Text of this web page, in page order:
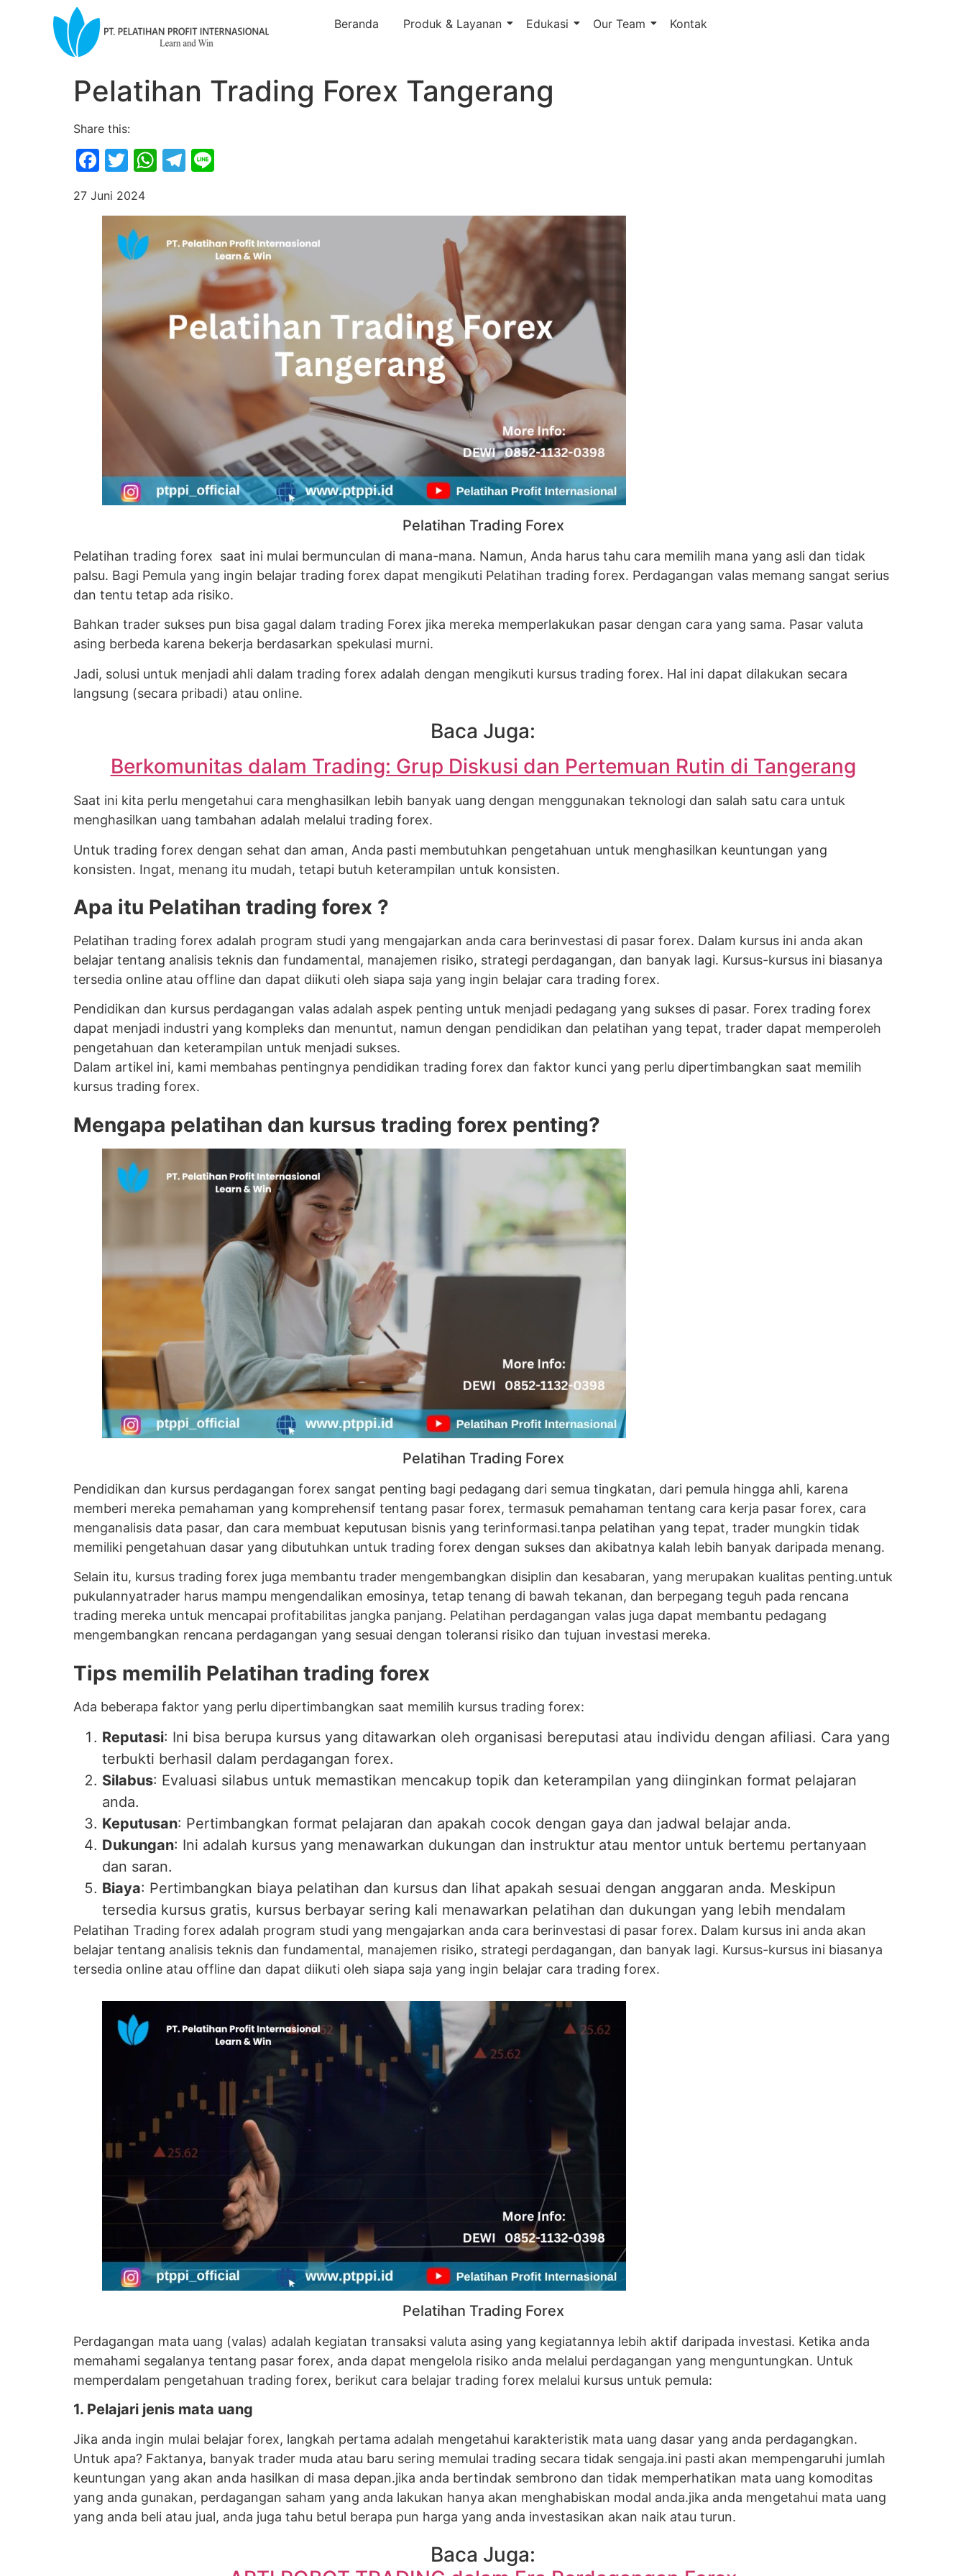
Beranda Produk & Layanan Edukasi Our Team Kontak
Pelatihan Trading Forex Tangerang
Share this:
Facebook
Twitter
WhatsApp
Telegram
27 Juni 2024
Pelatihan Trading Forex
Pelatihan trading forex saat ini mulai bermunculan di mana-mana. Namun, Anda harus tahu cara memilih mana yang asli dan tidak
palsu. Bagi Pemula yang ingin belajar trading forex dapat mengikuti Pelatihan trading forex. Perdagangan valas memang sangat serius
dan tentu tetap ada risiko.
Bahkan trader sukses pun bisa gagal dalam trading Forex jika mereka memperlakukan pasar dengan cara yang sama. Pasar valuta
asing berbeda karena bekerja berdasarkan spekulasi murni.
Jadi, solusi untuk menjadi ahli dalam trading forex adalah dengan mengikuti kursus trading forex. Hal ini dapat dilakukan secara
langsung (secara pribadi) atau online.
Baca Juga:
Berkomunitas dalam Trading: Grup Diskusi dan Pertemuan Rutin di Tangerang
Saat ini kita perlu mengetahui cara menghasilkan lebih banyak uang dengan menggunakan teknologi dan salah satu cara untuk
menghasilkan uang tambahan adalah melalui trading forex.
Untuk trading forex dengan sehat dan aman, Anda pasti membutuhkan pengetahuan untuk menghasilkan keuntungan yang
konsisten. Ingat, menang itu mudah, tetapi butuh keterampilan untuk konsisten.
Apa itu Pelatihan trading forex ?
Pelatihan trading forex adalah program studi yang mengajarkan anda cara berinvestasi di pasar forex. Dalam kursus ini anda akan
belajar tentang analisis teknis dan fundamental, manajemen risiko, strategi perdagangan, dan banyak lagi. Kursus-kursus ini biasanya
tersedia online atau offline dan dapat diikuti oleh siapa saja yang ingin belajar cara trading forex.
Pendidikan dan kursus perdagangan valas adalah aspek penting untuk menjadi pedagang yang sukses di pasar. Forex trading forex
dapat menjadi industri yang kompleks dan menuntut, namun dengan pendidikan dan pelatihan yang tepat, trader dapat memperoleh
pengetahuan dan keterampilan untuk menjadi sukses.
Dalam artikel ini, kami membahas pentingnya pendidikan trading forex dan faktor kunci yang perlu dipertimbangkan saat memilih
kursus trading forex.
Mengapa pelatihan dan kursus trading forex penting?
Pelatihan Trading Forex
Pendidikan dan kursus perdagangan forex sangat penting bagi pedagang dari semua tingkatan, dari pemula hingga ahli, karena
memberi mereka pemahaman yang komprehensif tentang pasar forex, termasuk pemahaman tentang cara kerja pasar forex, cara
menganalisis data pasar, dan cara membuat keputusan bisnis yang terinformasi.tanpa pelatihan yang tepat, trader mungkin tidak
memiliki pengetahuan dasar yang dibutuhkan untuk trading forex dengan sukses dan akibatnya kalah lebih banyak daripada menang.
Selain itu, kursus trading forex juga membantu trader mengembangkan disiplin dan kesabaran, yang merupakan kualitas penting.untuk
pukulannyatrader harus mampu mengendalikan emosinya, tetap tenang di bawah tekanan, dan berpegang teguh pada rencana
trading mereka untuk mencapai profitabilitas jangka panjang. Pelatihan perdagangan valas juga dapat membantu pedagang
mengembangkan rencana perdagangan yang sesuai dengan toleransi risiko dan tujuan investasi mereka.
Tips memilih Pelatihan trading forex
Ada beberapa faktor yang perlu dipertimbangkan saat memilih kursus trading forex:
Reputasi: Ini bisa berupa kursus yang ditawarkan oleh organisasi bereputasi atau individu dengan afiliasi. Cara yang
terbukti berhasil dalam perdagangan forex.
Silabus: Evaluasi silabus untuk memastikan mencakup topik dan keterampilan yang diinginkan format pelajaran
anda.
Keputusan: Pertimbangkan format pelajaran dan apakah cocok dengan gaya dan jadwal belajar anda.
Dukungan: Ini adalah kursus yang menawarkan dukungan dan instruktur atau mentor untuk bertemu pertanyaan
dan saran.
Biaya: Pertimbangkan biaya pelatihan dan kursus dan lihat apakah sesuai dengan anggaran anda. Meskipun
tersedia kursus gratis, kursus berbayar sering kali menawarkan pelatihan dan dukungan yang lebih mendalam
Pelatihan Trading forex adalah program studi yang mengajarkan anda cara berinvestasi di pasar forex. Dalam kursus ini anda akan
belajar tentang analisis teknis dan fundamental, manajemen risiko, strategi perdagangan, dan banyak lagi. Kursus-kursus ini biasanya
tersedia online atau offline dan dapat diikuti oleh siapa saja yang ingin belajar cara trading forex.
Pelatihan Trading Forex
Perdagangan mata uang (valas) adalah kegiatan transaksi valuta asing yang kegiatannya lebih aktif daripada investasi. Ketika anda
memahami segalanya tentang pasar forex, anda dapat mengelola risiko anda melalui perdagangan yang menguntungkan. Untuk
memperdalam pengetahuan trading forex, berikut cara belajar trading forex melalui kursus untuk pemula:
1. Pelajari jenis mata uang
Jika anda ingin mulai belajar forex, langkah pertama adalah mengetahui karakteristik mata uang dasar yang anda perdagangkan.
Untuk apa? Faktanya, banyak trader muda atau baru sering memulai trading secara tidak sengaja.ini pasti akan mempengaruhi jumlah
keuntungan yang akan anda hasilkan di masa depan.jika anda bertindak sembrono dan tidak memperhatikan mata uang komoditas
yang anda gunakan, perdagangan saham yang anda lakukan hanya akan menghabiskan modal anda.jika anda mengetahui mata uang
yang anda beli atau jual, anda juga tahu betul berapa pun harga yang anda investasikan akan naik atau turun.
Baca Juga: